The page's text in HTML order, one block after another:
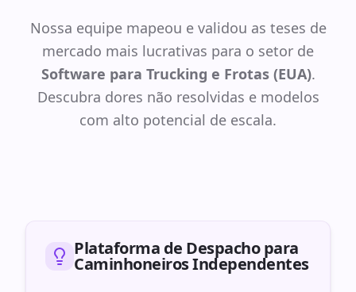
Nossa equipe mapeou e validou as teses de
mercado mais lucrativas para o setor de
Software para Trucking e Frotas (EUA).
Descubra dores não resolvidas e modelos
com alto potencial de escala.
Plataforma de Despacho para
Caminhoneiros Independentes